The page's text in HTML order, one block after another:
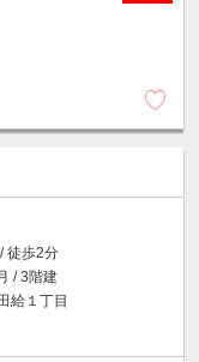
/ 徒歩2分
/ 3階建
給１丁目